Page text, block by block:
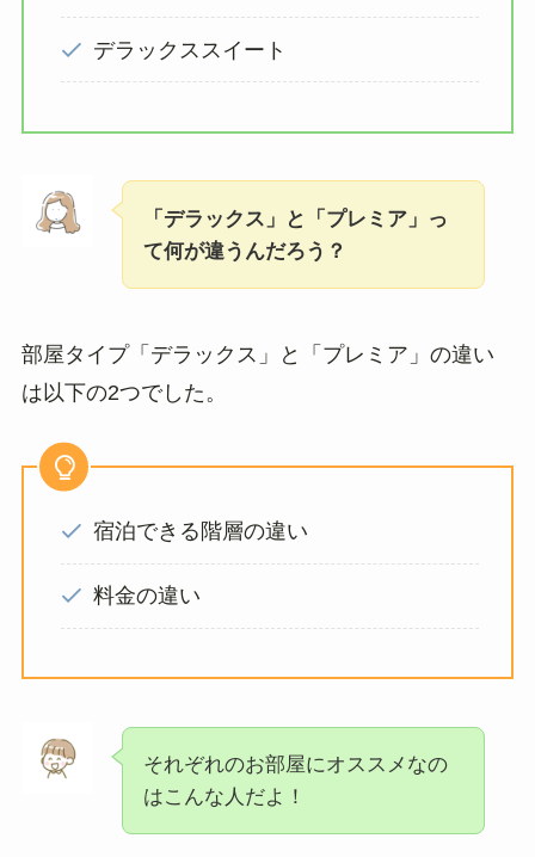
デラックススイート
「デラックス」と「プレミア」っ
て何が違うんだろう？
部屋タイプ「デラックス」と「プレミア」の違い
は以下の2つでした。
宿泊できる階層の違い
料金の違い
それぞれのお部屋にオススメなの
はこんな人だよ！